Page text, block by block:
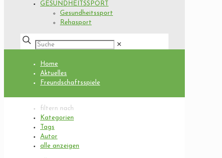
GESUNDHEITSSPORT
Gesundheitssport
Rehasport
✕
Home
Aktuelles
Freundschaftsspiele
filtern nach
Kategorien
Tags
Autor
alle anzeigen